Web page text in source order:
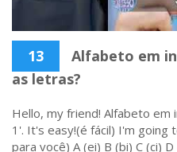
13
Alfabeto em
as letras?
Hello, my friend! Alfabeto em
1'. It's easy!(é fácil) I'm going
para você) A (ei) B (bi) C (ci)